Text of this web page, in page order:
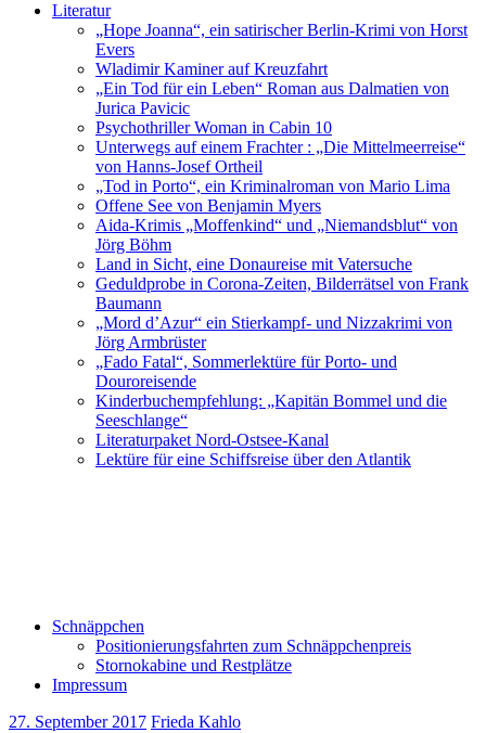
Literatur
„Hope Joanna“, ein satirischer Berlin-Krimi von Horst
Evers
Wladimir Kaminer auf Kreuzfahrt
„Ein Tod für ein Leben“ Roman aus Dalmatien von
Jurica Pavicic
Psychothriller Woman in Cabin 10
Unterwegs auf einem Frachter : „Die Mittelmeerreise“
von Hanns-Josef Ortheil
„Tod in Porto“, ein Kriminalroman von Mario Lima
Offene See von Benjamin Myers
Aida-Krimis „Moffenkind“ und „Niemandsblut“ von
Jörg Böhm
Land in Sicht, eine Donaureise mit Vatersuche
Geduldprobe in Corona-Zeiten, Bilderrätsel von Frank
Baumann
„Mord d’Azur“ ein Stierkampf- und Nizzakrimi von
Jörg Armbrüster
„Fado Fatal“, Sommerlektüre für Porto- und
Douroreisende
Kinderbuchempfehlung: „Kapitän Bommel und die
Seeschlange“
Literaturpaket Nord-Ostsee-Kanal
Lektüre für eine Schiffsreise über den Atlantik
Schnäppchen
Positionierungsfahrten zum Schnäppchenpreis
Stornokabine und Restplätze
Impressum
27. September 2017 Frieda Kahlo